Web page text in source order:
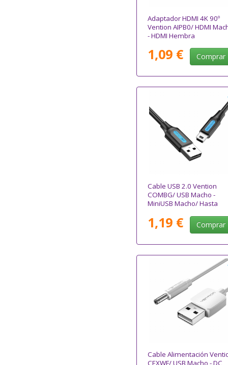
Adaptador HDMI 4K 90º
Vention AIPB0/ HDMI
- HDMI Hembra
1,09 € Comprar
Cable USB 2.0 Vention
COMBG/ USB Macho -
MiniUSB Macho/ Hasta
Negro
1,19 € Comprar
Cable Alimentación
CEXWF/ USB Macho - DC